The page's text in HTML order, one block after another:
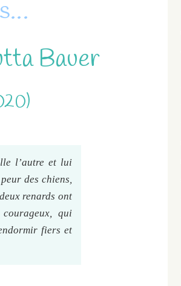
Bauer
l’autre et lui
des chiens,
renards ont
qui
fiers et